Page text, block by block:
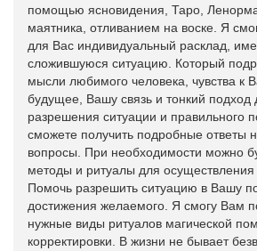
помощью ясновидения, Таро,
маятника, отливанием на воске. Я
для Вас индивидуальный расклад,
сложившуюся ситуацию. Который
мысли любимого человека, чувства к
будущее, Вашу связь и тонкий подход
разрешения ситуации и правильного
сможете получить подробные ответы
вопросы. При необходимости можно
методы и ритуалы для осуществления
Помочь разрешить ситуацию в Вашу
достижения желаемого. Я смогу Вам
нужные виды ритуалов магической
корректировки. В жизни не бывает